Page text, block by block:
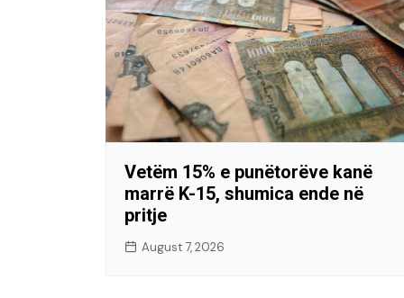
Vetëm 15% e punëtorëve kanë
marrë K-15, shumica ende në
pritje
August 7, 2026